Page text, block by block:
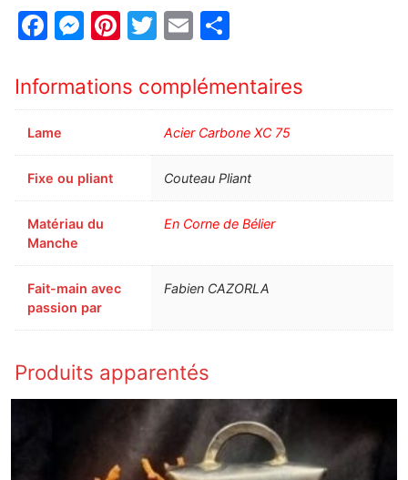
Facebook
Messenger
Pinterest
Twitter
Email
Informations complémentaires
Lame Acier Carbone XC 75
Fixe ou pliant Couteau Pliant
Matériau du
Manche
En Corne de Bélier
Fait-main avec
passion par
Fabien CAZORLA
Produits apparentés